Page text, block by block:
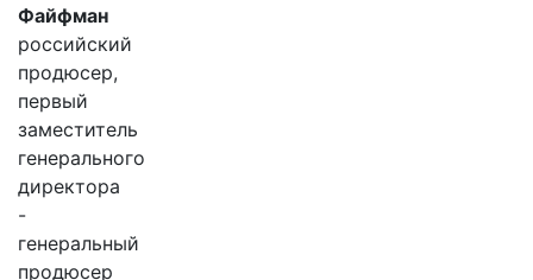
Файфман
российский
продюсер,
первый
заместитель
генерального
директора
-
генеральный
продюсер